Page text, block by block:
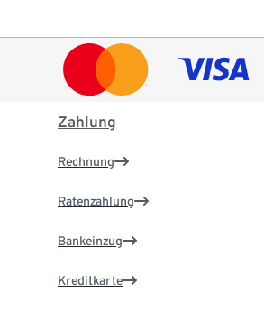
Zahlung
Rechnung
Ratenzahlung
Bankeinzug
Kreditkarte